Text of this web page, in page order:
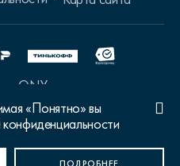
НЕТ, ИЗМЕНИТЬ
«Понятно» вы
ПОДРОБНЕЕ
в ONY